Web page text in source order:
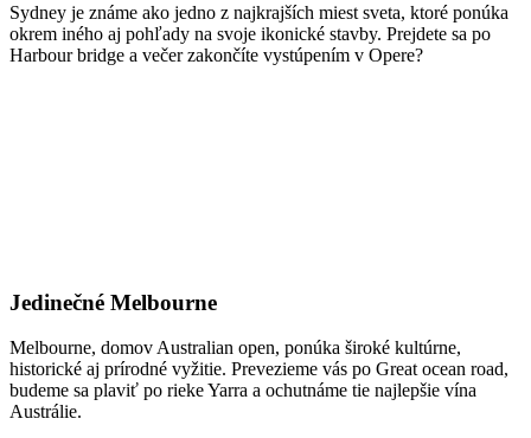
Sydney je známe ako jedno z najkrajších miest sveta, ktoré ponúka
okrem iného aj pohľady na svoje ikonické stavby. Prejdete sa po
Harbour bridge a večer zakončíte vystúpením v Opere?
Jedinečné Melbourne
Melbourne, domov Australian open, ponúka široké kultúrne,
historické aj prírodné vyžitie. Prevezieme vás po Great ocean road,
budeme sa plaviť po rieke Yarra a ochutnáme tie najlepšie vína
Austrálie.